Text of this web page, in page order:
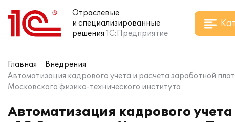
Отраслевые
и специализированные
решения 1С:Предприятие
Главная
Внедрения
Автоматизация кадрового учета и расчета заработной
Московского физико-технического института
Автоматизация кадрового